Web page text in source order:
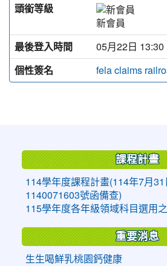
頭銜等級
新會員
最後登入時間
05月22日 13:30
個性簽名
fela claims
課程計畫
114學年度課程計畫(114年7月
1140071603號函備查)
115學年度各年級領域科目選用
重要消息
生生喝鮮乳桃園鈣健康